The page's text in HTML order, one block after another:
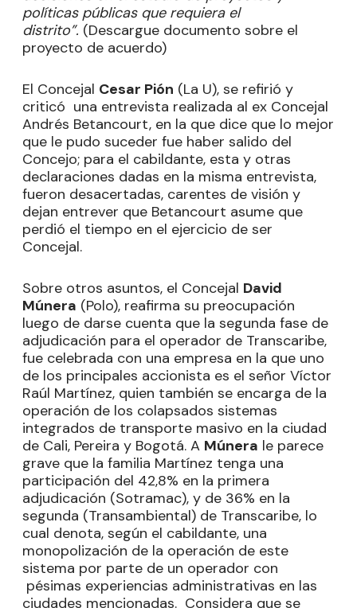
políticas públicas que requiera el
distrito”. (Descargue documento sobre el
proyecto de acuerdo)
El Concejal Cesar Pión (La U), se refirió y
criticó una entrevista realizada al ex Concejal
Andrés Betancourt, en la que dice que lo mejor
que le pudo suceder fue haber salido del
Concejo; para el cabildante, esta y otras
declaraciones dadas en la misma entrevista,
fueron desacertadas, carentes de visión y
dejan entrever que Betancourt asume que
perdió el tiempo en el ejercicio de ser
Concejal.
Sobre otros asuntos, el Concejal David
Múnera (Polo), reafirma su preocupación
luego de darse cuenta que la segunda fase de
adjudicación para el operador de Transcaribe,
fue celebrada con una empresa en la que uno
de los principales accionista es el señor Víctor
Raúl Martínez, quien también se encarga de la
operación de los colapsados sistemas
integrados de transporte masivo en la ciudad
de Cali, Pereira y Bogotá. A Múnera le parece
grave que la familia Martínez tenga una
participación del 42,8% en la primera
adjudicación (Sotramac), y de 36% en la
segunda (Transambiental) de Transcaribe, lo
cual denota, según el cabildante, una
monopolización de la operación de este
sistema por parte de un operador con
pésimas experiencias administrativas en las
ciudades mencionadas. Considera que se